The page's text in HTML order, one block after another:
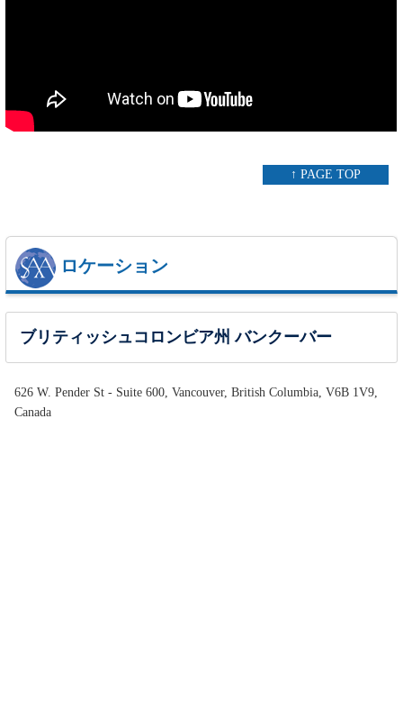
↑ PAGE TOP
ロケーション
ブリティッシュコロンビア州 バンクーバー
626 W. Pender St - Suite 600, Vancouver, British Columbia, V6B 1V9,
Canada